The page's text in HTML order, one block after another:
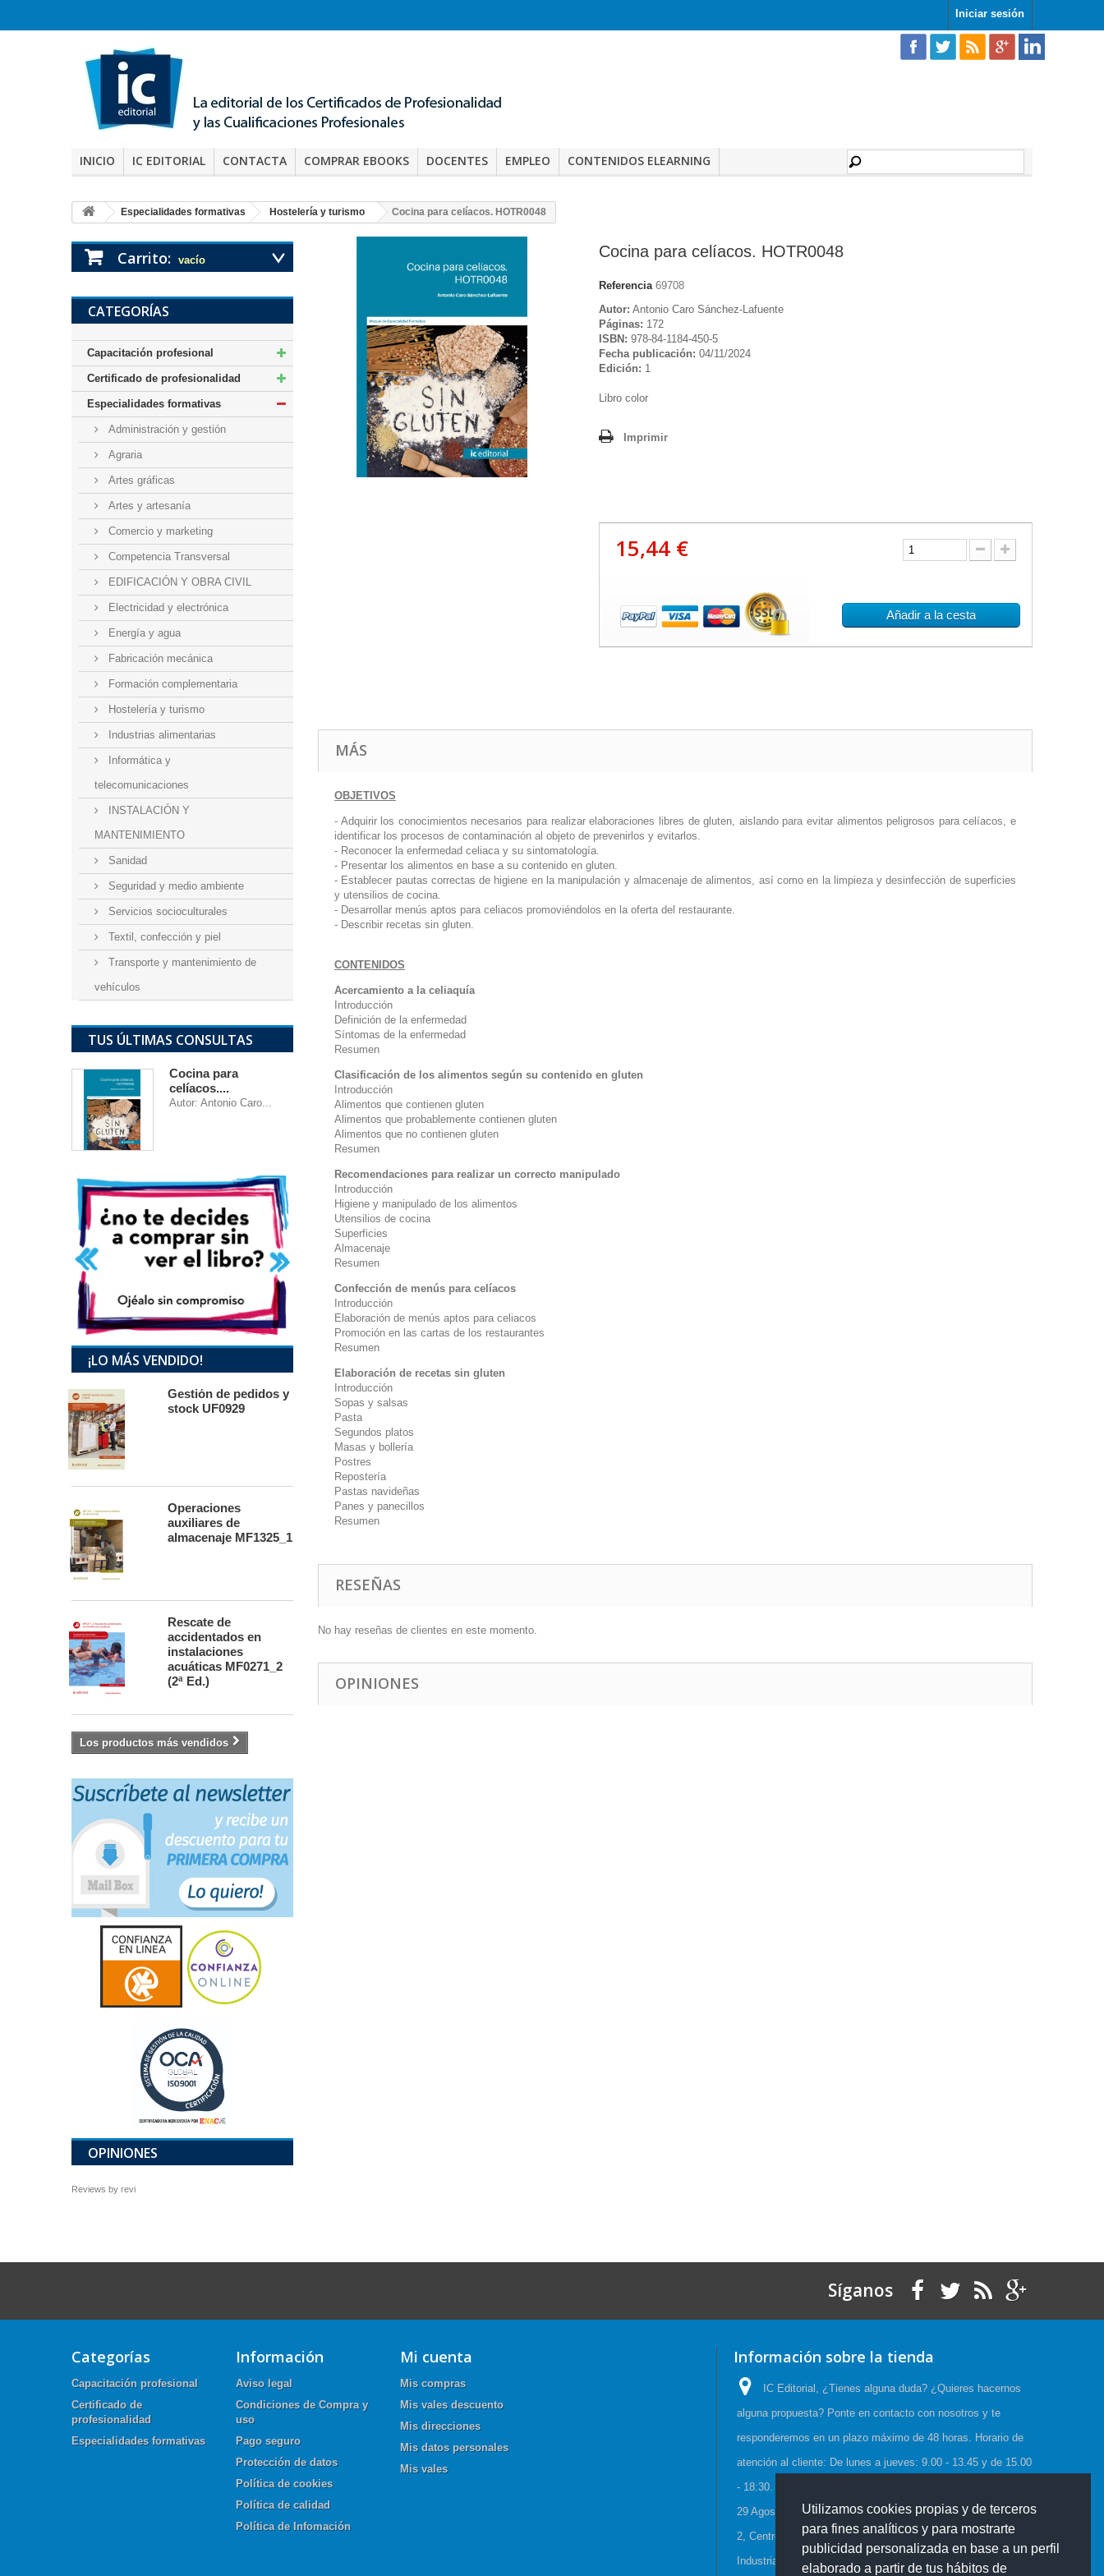
Utilizamos cookies propias y de terceros
para fines analíticos y para mostrarte
publicidad personalizada en base a un perfil
elaborado a partir de tus hábitos de
Iniciar sesión
INICIO IC EDITORIAL CONTACTA COMPRAR EBOOKS DOCENTES EMPLEO CONTENIDOS ELEARNING
Especialidades formativas Hostelería y turismo Cocina para celíacos. HOTR0048
Carrito: vacío
CATEGORÍAS
Capacitación profesional
Certificado de profesionalidad
Especialidades formativas
Administración y gestión
Agraria
Artes gráficas
Artes y artesanía
Comercio y marketing
Competencia Transversal
EDIFICACIÓN Y OBRA CIVIL
Electricidad y electrónica
Energía y agua
Fabricación mecánica
Formación complementaria
Hostelería y turismo
Industrias alimentarias
Informática y
telecomunicaciones
INSTALACIÓN Y
MANTENIMIENTO
Sanidad
Seguridad y medio ambiente
Servicios socioculturales
Textil, confección y piel
Transporte y mantenimiento de
vehículos
TUS ÚLTIMAS CONSULTAS
Cocina para
celíacos....
Autor: Antonio Caro...
¡LO MÁS VENDIDO!
Gestión de pedidos y
stock UF0929
Operaciones
auxiliares de
almacenaje MF1325_1
Rescate de
accidentados en
instalaciones
acuáticas MF0271_2
(2ª Ed.)
Los productos más vendidos
OPINIONES
Reviews by revi
Cocina para celíacos. HOTR0048
Referencia 69708
Autor: Antonio Caro Sánchez-Lafuente
Páginas: 172
ISBN: 978-84-1184-450-5
Fecha publicación: 04/11/2024
Edición: 1
Libro color
Imprimir
15,44 €
Añadir a la cesta
MÁS
OBJETIVOS
- Adquirir los conocimientos necesarios para realizar elaboraciones libres de gluten, aislando para evitar alimentos peligrosos para celíacos, e
identificar los procesos de contaminación al objeto de prevenirlos y evitarlos.
- Reconocer la enfermedad celiaca y su sintomatología.
- Presentar los alimentos en base a su contenido en gluten.
- Establecer pautas correctas de higiene en la manipulación y almacenaje de alimentos, así como en la limpieza y desinfección de superficies
y utensilios de cocina.
- Desarrollar menús aptos para celiacos promoviéndolos en la oferta del restaurante.
- Describir recetas sin gluten.
CONTENIDOS
Acercamiento a la celiaquía
Introducción
Definición de la enfermedad
Síntomas de la enfermedad
Resumen
Clasificación de los alimentos según su contenido en gluten
Introducción
Alimentos que contienen gluten
Alimentos que probablemente contienen gluten
Alimentos que no contienen gluten
Resumen
Recomendaciones para realizar un correcto manipulado
Introducción
Higiene y manipulado de los alimentos
Utensilios de cocina
Superficies
Almacenaje
Resumen
Confección de menús para celíacos
Introducción
Elaboración de menús aptos para celiacos
Promoción en las cartas de los restaurantes
Resumen
Elaboración de recetas sin gluten
Introducción
Sopas y salsas
Pasta
Segundos platos
Masas y bollería
Postres
Repostería
Pastas navideñas
Panes y panecillos
Resumen
RESEÑAS
No hay reseñas de clientes en este momento.
OPINIONES
Síganos
Categorías
Capacitación profesional
Certificado de
profesionalidad
Especialidades formativas
Información
Aviso legal
Condiciones de Compra y
uso
Pago seguro
Protección de datos
Política de cookies
Política de calidad
Política de Infomación
Mi cuenta
Mis compras
Mis vales descuento
Mis direcciones
Mis datos personales
Mis vales
Información sobre la tienda
IC Editorial, ¿Tienes alguna duda? ¿Quieres hacernos
alguna propuesta? Ponte en contacto con nosotros y te
responderemos en un plazo máximo de 48 horas. Horario de
atención al cliente: De lunes a jueves: 9.00 - 13.45 y de 15.00
- 18:30. Viernes: 9.00 - 15.00, Horario de Verano:(23 Junio a
29 Agosto) De lunes a viernes: 08:00-15:00, C/Cueva de Viera
2, Centro de negocios CADI, Edf. Antequera local 3 Polígono
Industrial de Antequera 29200 Antequera España